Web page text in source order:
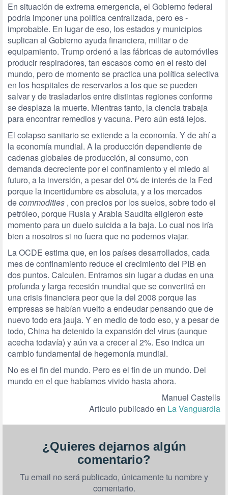
En situación de extrema emergencia, el Gobierno federal
podría imponer una política centralizada, pero es ­
improbable. En lugar de eso, los estados y municipios
suplican al Gobierno ayuda financiera, militar o de
equipamiento. Trump ordenó a las fábricas de automóviles
producir respiradores, tan escasos como en el resto del
mundo, pero de momento se practica una política selectiva
en los hospitales de reservarlos a los que se pueden
salvar y de trasladarlos entre distintas regiones conforme
se desplaza la muerte. Mientras tanto, la ciencia trabaja
para encontrar remedios y vacuna. Pero aún está lejos.
El colapso sanitario se extiende a la economía. Y de ahí a
la economía mundial. A la producción dependiente de
cadenas globales de producción, al consumo, con
demanda decreciente por el confinamiento y el miedo al
futuro, a la inversión, a pesar del 0% de interés de la Fed
porque la incertidumbre es absoluta, y a los mercados
decommodities , con precios por los suelos, sobre todo el
petróleo, porque Rusia y Arabia Saudita eligieron este
momento para un duelo suicida a la baja. Lo cual nos iría
bien a nosotros si no fuera que no podemos viajar.
La OCDE estima que, en los países desarrollados, cada
mes de confinamiento reduce el crecimiento del PIB en
dos puntos. Calculen. Entramos sin lugar a dudas en una
profunda y larga recesión mundial que se convertirá en
una crisis financiera peor que la del 2008 porque las
empresas se habían vuelto a endeudar pensando que de
nuevo todo era jauja. Y en medio de todo eso, y a pesar de
todo, China ha detenido la expansión del virus (aunque
acecha todavía) y aún va a crecer al 2%. Eso indica un
cambio fundamental de hegemonía mundial.
No es el fin del mundo. Pero es el fin de un mundo. Del
mundo en el que habíamos vivido hasta ahora.
Manuel Castells
Artículo publicado en La Vanguardia
¿Quieres dejarnos algún
comentario?
Tu email no será publicado, únicamente tu nombre y
comentario.